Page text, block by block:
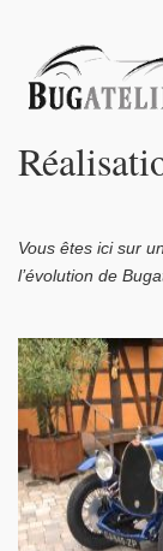
Vous êtes ici sur
l’évolution de